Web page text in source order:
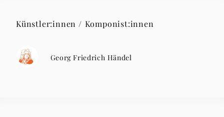
Künstler:innen / Komponist:innen
Georg Friedrich Händel